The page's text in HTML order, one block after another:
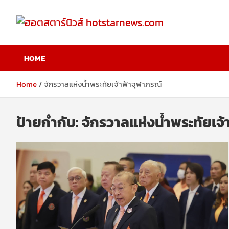
content
ฮอตสตาร์นิวส์
hotstarnews.com
HOME
Home จักรวาลแห่งน้ำพระทัยเจ้าฟ้าจุฬาภรณ์
ป้ายกำกับ:จักรวาลแห่งน้ำพระทัยเ